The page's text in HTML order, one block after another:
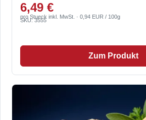
6,49 €
pro Stueck inkl. MwSt. · 0,94 EUR / 100g
SKU: 3555
Zum Produkt